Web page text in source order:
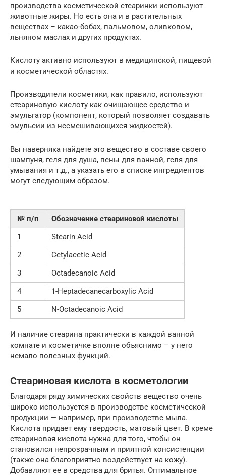
производства косметической стеаринки используют
животные жиры. Но есть она и в растительных
веществах – какао-бобах, пальмовом, оливковом,
льняном маслах и других продуктах.
Кислоту активно используют в медицинской, пищевой
и косметической областях.
Производители косметики, как правило, используют
стеариновую кислоту как очищающее средство и
эмульгатор (компонент, который позволяет создавать
эмульсии из несмешивающихся жидкостей).
Вы наверняка найдете это вещество в составе своего
шампуня, геля для душа, пены для ванной, геля для
умывания и т.д., а указать его в списке ингредиентов
могут следующим образом.
№ п/п
Обозначение стеариновой кислоты
1
Stearin Acid
2
Cetylacetic Acid
3
Octadecanoic Acid
4
1-Heptadecanecarboxylic Acid
5
N-Octadecanoic Acid
И наличие стеарина практически в каждой ванной
комнате и косметичке вполне объяснимо – у него
немало полезных функций.
Стеариновая кислота в косметологии
Благодаря ряду химических свойств вещество очень
широко используется в производстве косметической
продукции — например, при производстве мыла.
Кислота придает ему твердость, матовый цвет. В креме
стеариновая кислота нужна для того, чтобы он
становился непрозрачным и приятной консистенции
(также она благоприятно воздействует на кожу).
Добавляют ее в средства для бритья. Оптимальное